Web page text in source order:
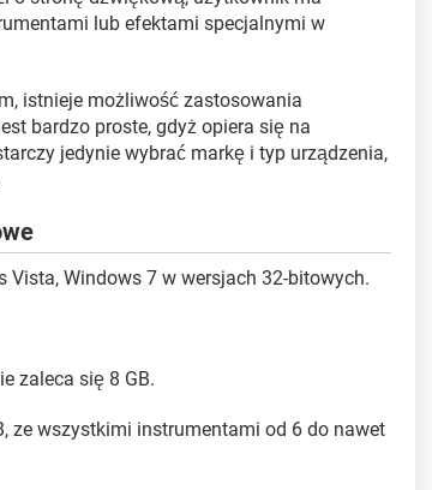
lub efektami specjalnymi w
istnieje możliwość zastosowania
bardzo proste, gdyż opiera się na
jedynie wybrać markę i typ urządzenia,
Vista, Windows 7 w wersjach 32-bitowych.
zaleca się 8 GB.
ze wszystkimi instrumentami od 6 do nawet